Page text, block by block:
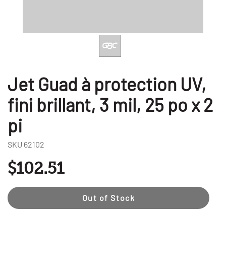
Jet Guad à protection UV,
fini brillant, 3 mil, 25 po x 2
pi
SKU 62102
$102.51
Out of Stock